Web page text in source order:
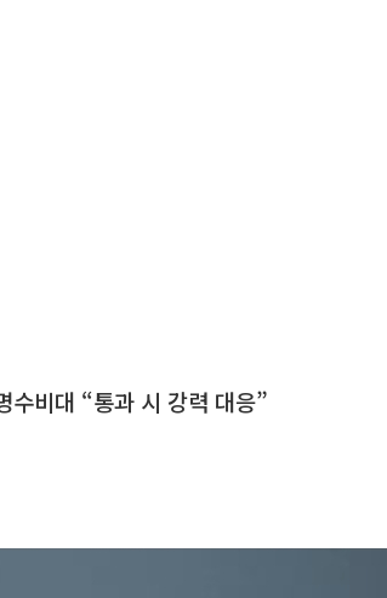
비대 “통과 시 강력 대응”